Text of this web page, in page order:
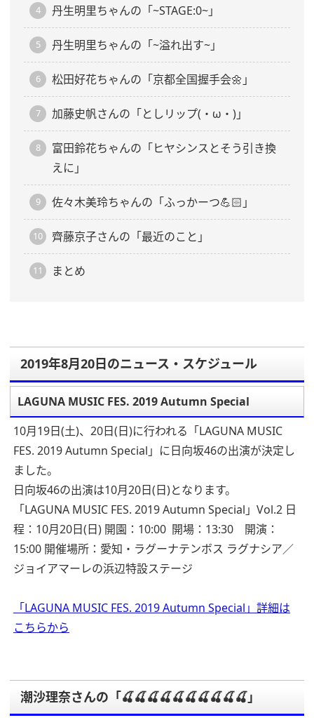
丹生明里ちゃんの「~STAGE:0~」
丹生明里ちゃんの「~溢れ出す~」
松田好花ちゃんの「京都全国握手会🌼」
加藤史帆さんの「としリップ(・ω・)」
富田鈴花ちゃんの「ヒヤシンスとそう引き換
えに」
佐々木美玲ちゃんの「ふっかーつ💪🏻」
齊藤京子さんの「最近のこと」
まとめ
2019年8月20日のニュース・スケジュール
LAGUNA MUSIC FES. 2019 Autumn Special
10月19日(土)、 20日(日)に行われる「LAGUNA MUSIC
FES. 2019 Autumn Special」に日向坂46の出演が決定し
ました。
日向坂46の出演は10月20日(日)となります。
「LAGUNA MUSIC FES. 2019 Autumn Special」Vol.2 日
程：10月20日(日) 開園：10:00 開場：13:30 開演：
15:00 開催場所：愛知・ラグーナテンボス ラグナシア／
ジョイアマーレの浜辺特設ステージ
「LAGUNA MUSIC FES. 2019 Autumn Special」詳細は
こちらから
潮沙理奈さんの「🍒🍒🍒🍒🍒🍒🍒🍒🍒🍒」